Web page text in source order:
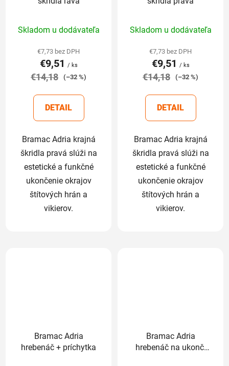
hodnotenie
produktu
je
5,0
5
hviezdičiek.
Skladom u dodávateľa
€7,73 bez DPH
€9,51 / ks
€14,18 (–32 %)
DETAIL
Bramac Adria krajná
škridla pravá slúži na
estetické a funkčné
ukončenie okrajov
štítových hrán a
vikierov.
hodnotenie
produktu
je
5,0
5
hviezdičiek.
Skladom u dodávateľa
€7,73 bez DPH
€9,51 / ks
€14,18 (–32 %)
DETAIL
Bramac Adria krajná
škridla pravá slúži na
estetické a funkčné
ukončenie okrajov
štítových hrán a
vikierov.
Bramac Adria
hrebenáč + príchytka
Bramac Adria
hrebenáč na ukonč.